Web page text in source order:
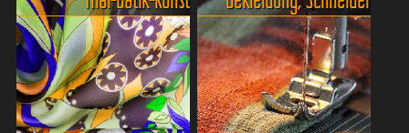
dem Nachtmarkt weniger
als ein Cocktail. Sie wiegt
fast nichts. Und sie wird
garantiert dein bequemstes
K...
nur ein Supermarkt. Es ist
eine Lebensform. Du
brauchst
Mitternachtssnacks? 7-Ele...